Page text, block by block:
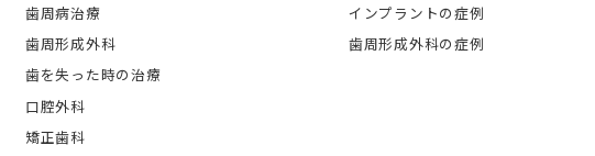
歯周病治療
歯周形成外科
歯を失った時の治療
口腔外科
矯正歯科
インプラントの症例
歯周形成外科の症例